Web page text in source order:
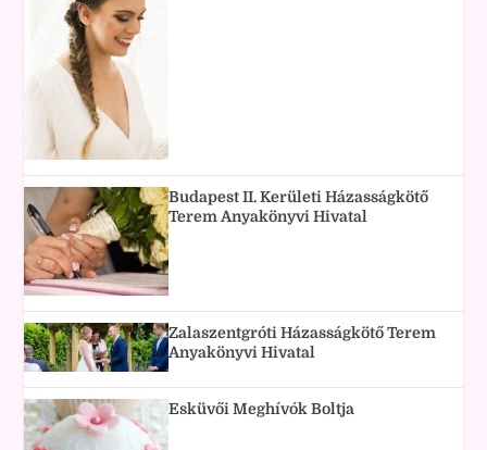
Budapest II. Kerületi Házasságkötő
Terem Anyakönyvi Hivatal
Zalaszentgróti Házasságkötő Terem
Anyakönyvi Hivatal
Esküvői Meghívók Boltja